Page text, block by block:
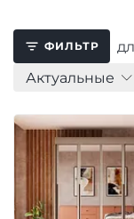
ФИЛЬТР
Актуальные